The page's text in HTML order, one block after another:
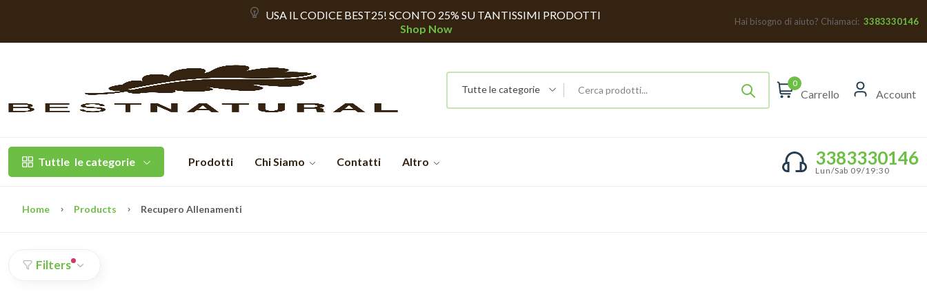
USA IL CODICE BEST25! SCONTO 25% SU TANTISSIMI PRODOTTI
Shop Now
Hai bisogno di aiuto? Chiamaci: 3383330146
Tutte le categorie
0
Carrello Account
Tuttle le categorie Prodotti Chi Siamo Contatti Altro 3383330146
Lun/Sab 09/19:30
Home Products Recupero Allenamenti
Filters